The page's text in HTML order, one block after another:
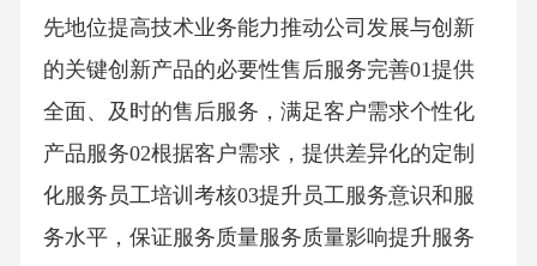
先地位提高技术业务能力推动公司发展与创新
的关键创新产品的必要性售后服务完善01提供
全面、及时的售后服务，满足客户需求个性化
产品服务02根据客户需求，提供差异化的定制
化服务员工培训考核03提升员工服务意识和服
务水平，保证服务质量服务质量影响提升服务